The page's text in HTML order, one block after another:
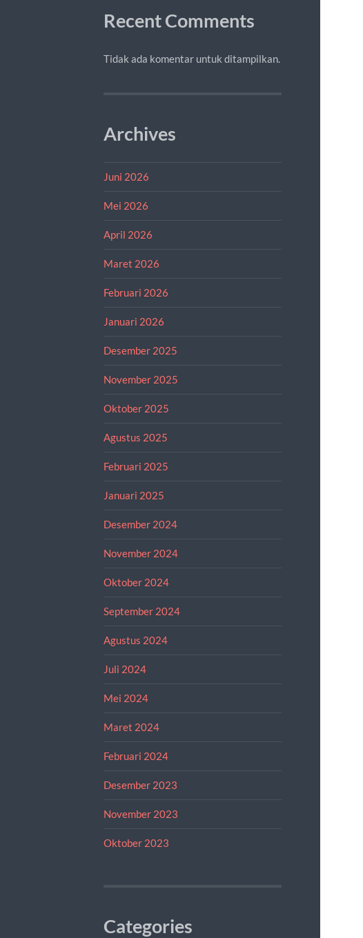
Recent Comments
Tidak ada komentar untuk ditampilkan.
Archives
Juni 2026
Mei 2026
April 2026
Maret 2026
Februari 2026
Januari 2026
Desember 2025
November 2025
Oktober 2025
Agustus 2025
Februari 2025
Januari 2025
Desember 2024
November 2024
Oktober 2024
September 2024
Agustus 2024
Juli 2024
Mei 2024
Maret 2024
Februari 2024
Desember 2023
November 2023
Oktober 2023
Categories